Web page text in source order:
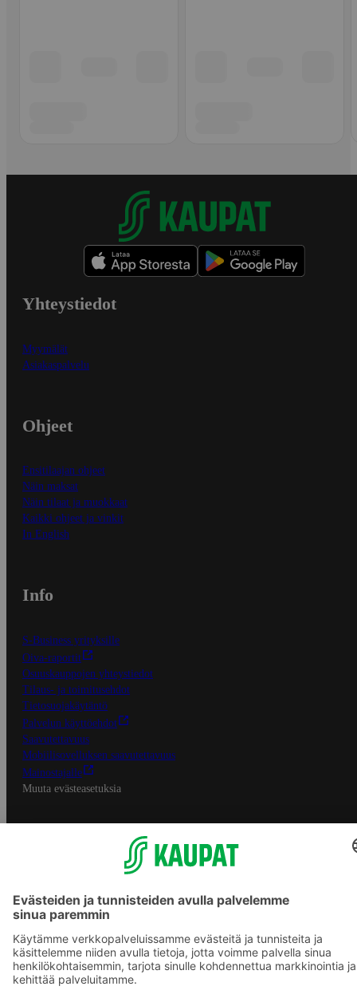
Yhteystiedot
Myymälät
Asiakaspalvelu
Ohjeet
Ensitilaajan ohjeet
Näin maksat
Näin tilaat ja muokkaat
Kaikki ohjeet ja vinkit
In English
Info
S-Business yrityksille
Oiva-raportit
Osuuskauppojen yhteystiedot
Tilaus- ja toimitusehdot
Tietosuojakäytäntö
Palvelun käyttöehdot
Saavutettavuus
Mobiilisovelluksen saavutettavuus
Mainostajalle
Muuta evästeasetuksia
S-ryhmän palvelut
S-ryhmä
Asiakasomistajuus
S-ostoslista -sovellus
Prisma.fi
Sokos.fi